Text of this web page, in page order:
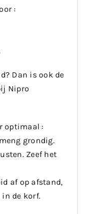
:
Dan is ook de
Nipro
optimaal :
grondig.
Zeef het
af op afstand,
de korf.